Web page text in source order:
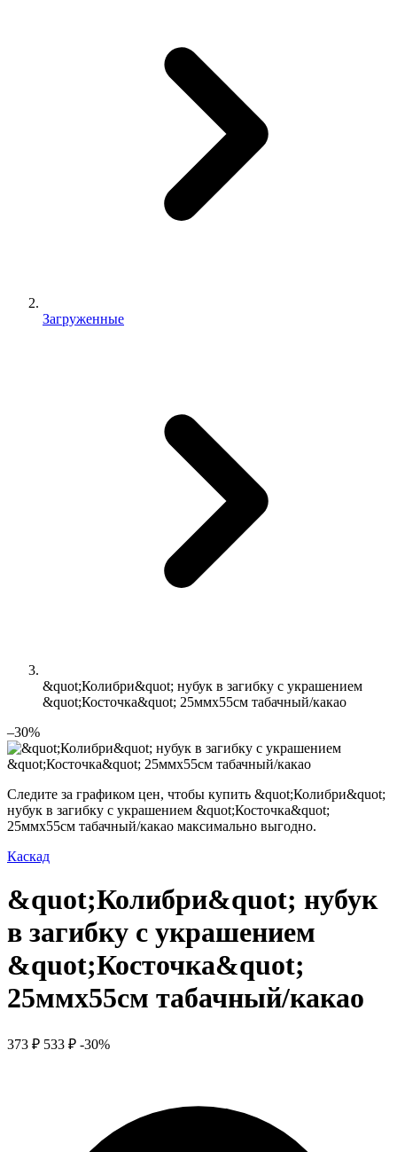
Загруженные
&quot;Колибри&quot; нубук в загибку с украшением
&quot;Косточка&quot; 25ммх55см табачный/какао
–30%
Следите за графиком цен, чтобы купить &quot;Колибри&quot;
нубук в загибку с украшением &quot;Косточка&quot;
25ммх55см табачный/какао максимально выгодно.
Каскад
&quot;Колибри&quot; нубук
в загибку с украшением
&quot;Косточка&quot;
25ммх55см табачный/какао
373 ₽ 533 ₽ -30%